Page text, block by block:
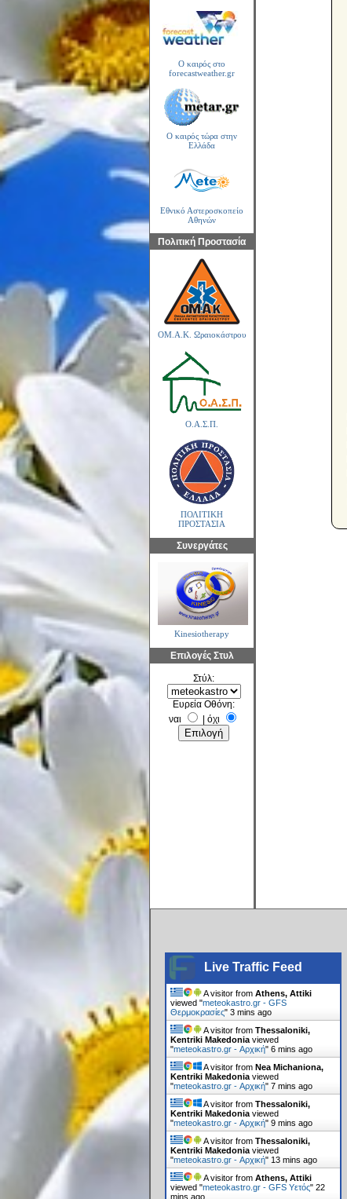
Ο καιρός στο
forecastweather.gr
Ο καιρός τώρα στην
Ελλάδα
Εθνικό Αστεροσκοπείο
Αθηνών
Πολιτική Προστασία
ΟΜ.Α.Κ. Ωραιοκάστρου
Ο.Α.Σ.Π.
ΠΟΛΙΤΙΚΗ
ΠΡΟΣΤΑΣΙΑ
Συνεργάτες
Kinesiotherapy
Επιλογές Στυλ
Στύλ:
Ευρεία Οθόνη:
ναι
όχι
Live Traffic Feed
A visitor fromAthens, Attiki
viewed "meteokastro.gr - GFS
Θερμοκρασίες"3 mins ago
A visitor fromThessaloniki,
Kentriki Makedonia viewed
"meteokastro.gr - Αρχική"6 mins ago
A visitor fromNea Michaniona,
Kentriki Makedonia viewed
"meteokastro.gr - Αρχική"7 mins ago
A visitor fromThessaloniki,
Kentriki Makedonia viewed
"meteokastro.gr - Αρχική"9 mins ago
A visitor fromThessaloniki,
Kentriki Makedonia viewed
"meteokastro.gr - Αρχική" 13 mins ago
A visitor fromAthens, Attiki
viewed "meteokastro.gr - GFS Υετός"22
mins ago